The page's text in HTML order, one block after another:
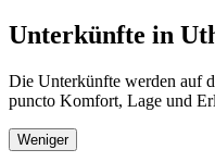
Unterkünfte in
Die Unterkünfte werden auf
puncto Komfort, Lage und
Weniger